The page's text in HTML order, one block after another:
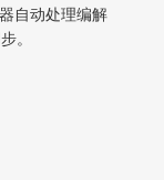
自动处理编解
。